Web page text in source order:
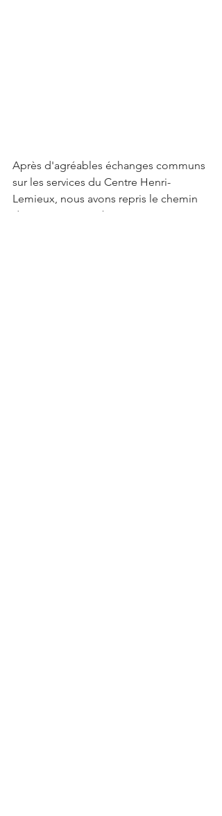
Après d'agréables échanges communs
sur les services du Centre Henri-
Lemieux, nous avons repris le chemin
du retour par autobus qui nous a